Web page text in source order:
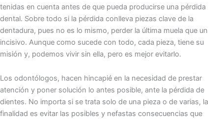
tenidas en cuenta antes de que pueda producirse una pérdida
dental. Sobre todo si la pérdida conlleva piezas clave de la
dentadura, pues no es lo mismo, perder la última muela que un
incisivo. Aunque como sucede con todo, cada pieza, tiene su
misión y, podemos vivir sin ella, pero es mejor evitarlo.
Los odontólogos, hacen hincapié en la necesidad de prestar
atención y poner solución lo antes posible, ante la pérdida de
dientes. No importa si se trata solo de una pieza o de varias, la
finalidad es evitar las posibles y nefastas consecuencias que